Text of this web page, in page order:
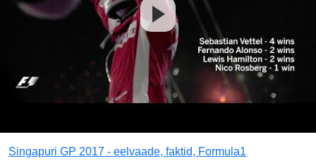
Singapuri GP 2017 - eelvaade, faktid, Formula1